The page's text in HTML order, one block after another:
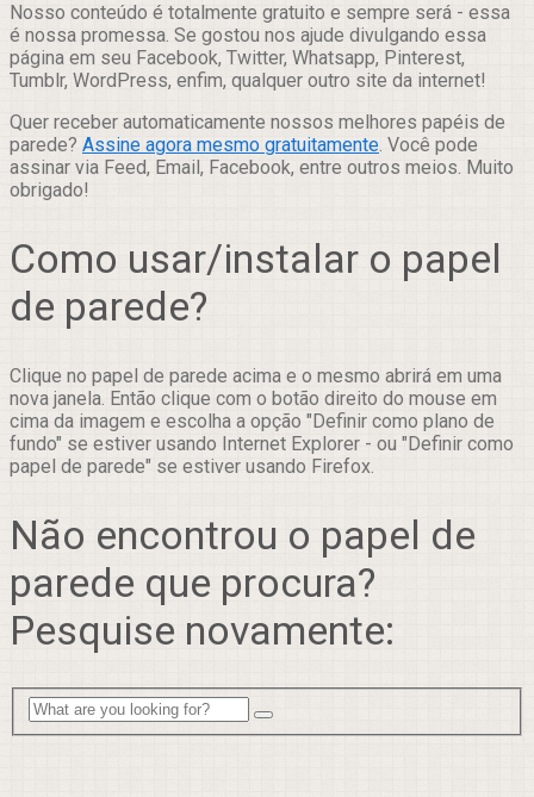
Nosso conteúdo é totalmente gratuito e sempre será - essa
é nossa promessa. Se gostou nos ajude divulgando essa
página em seu Facebook, Twitter, Whatsapp, Pinterest,
Tumblr, WordPress, enfim, qualquer outro site da internet!
Quer receber automaticamente nossos melhores papéis de
parede? Assine agora mesmo gratuitamente. Você pode
assinar via Feed, Email, Facebook, entre outros meios. Muito
obrigado!
Como usar/instalar o papel
de parede?
Clique no papel de parede acima e o mesmo abrirá em uma
nova janela. Então clique com o botão direito do mouse em
cima da imagem e escolha a opção "Definir como plano de
fundo" se estiver usando Internet Explorer - ou "Definir como
papel de parede" se estiver usando Firefox.
Não encontrou o papel de
parede que procura?
Pesquise novamente: